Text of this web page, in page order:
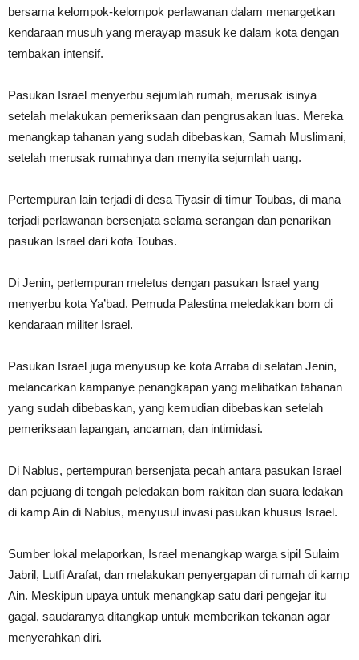
bersama kelompok-kelompok perlawanan dalam menargetkan
kendaraan musuh yang merayap masuk ke dalam kota dengan
tembakan intensif.
Pasukan Israel menyerbu sejumlah rumah, merusak isinya
setelah melakukan pemeriksaan dan pengrusakan luas. Mereka
menangkap tahanan yang sudah dibebaskan, Samah Muslimani,
setelah merusak rumahnya dan menyita sejumlah uang.
Pertempuran lain terjadi di desa Tiyasir di timur Toubas, di mana
terjadi perlawanan bersenjata selama serangan dan penarikan
pasukan Israel dari kota Toubas.
Di Jenin, pertempuran meletus dengan pasukan Israel yang
menyerbu kota Ya’bad. Pemuda Palestina meledakkan bom di
kendaraan militer Israel.
Pasukan Israel juga menyusup ke kota Arraba di selatan Jenin,
melancarkan kampanye penangkapan yang melibatkan tahanan
yang sudah dibebaskan, yang kemudian dibebaskan setelah
pemeriksaan lapangan, ancaman, dan intimidasi.
Di Nablus, pertempuran bersenjata pecah antara pasukan Israel
dan pejuang di tengah peledakan bom rakitan dan suara ledakan
di kamp Ain di Nablus, menyusul invasi pasukan khusus Israel.
Sumber lokal melaporkan, Israel menangkap warga sipil Sulaim
Jabril, Lutfi Arafat, dan melakukan penyergapan di rumah di kamp
Ain. Meskipun upaya untuk menangkap satu dari pengejar itu
gagal, saudaranya ditangkap untuk memberikan tekanan agar
menyerahkan diri.